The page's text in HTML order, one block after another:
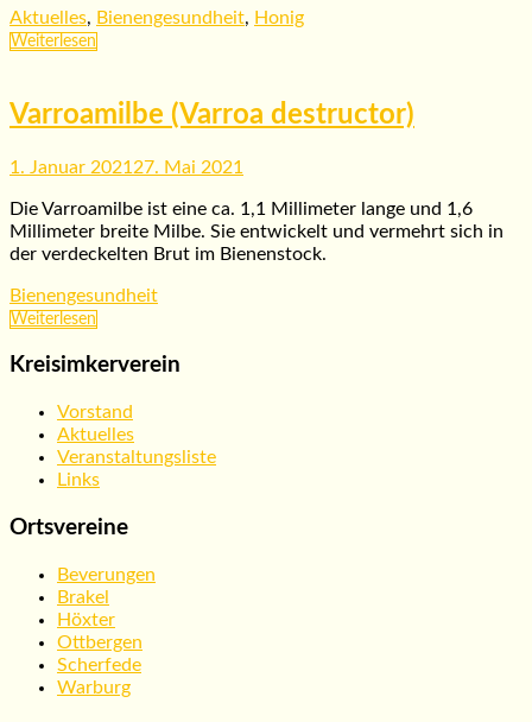
Aktuelles, Bienengesundheit, Honig
Weiterlesen
Varroamilbe (Varroa destructor)
1. Januar 2021 27. Mai 2021
Die Varroamilbe ist eine ca. 1,1 Millimeter lange und 1,6
Millimeter breite Milbe. Sie entwickelt und vermehrt sich in
der verdeckelten Brut im Bienenstock.
Bienengesundheit
Weiterlesen
Kreisimkerverein
Vorstand
Aktuelles
Veranstaltungsliste
Links
Ortsvereine
Beverungen
Brakel
Höxter
Ottbergen
Scherfede
Warburg